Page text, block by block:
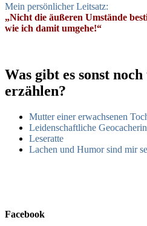
Mein persönlicher Leitsatz:
„Nicht die äußeren Umstände
wie ich damit umgehe!“
Was gibt es sonst
erzählen?
Mutter einer erwachsenen
Leidenschaftliche Geocacherin
Leseratte
Lachen und Humor sind mir
Facebook